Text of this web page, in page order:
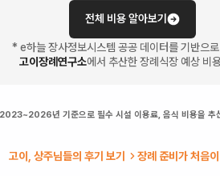
전체 비용 알아보기
* e하늘 장사정보시스템 공공 데이터를 기반으로
고이장례연구소에서 추산한 장례식장 예상 비
년 기준으로 필수 시설 이용료, 음식 비용을 추
고이, 상주님들의 후기 보기 장례 준비가 처음